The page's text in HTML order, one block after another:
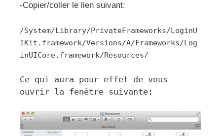
-Copier/coller le lien suivant:
/System/Library/PrivateFrameworks/LoginU
IKit.framework/Versions/A/Frameworks/Log
inUICore.framework/Resources/
Ce qui aura pour effet de vous
ouvrir la fenêtre suivante: